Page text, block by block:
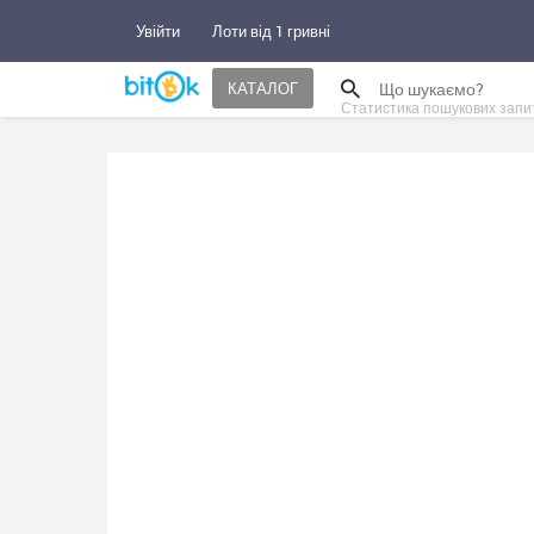
Увійти Лоти від 1 гривні
КАТАЛОГ
Статистика пошукових